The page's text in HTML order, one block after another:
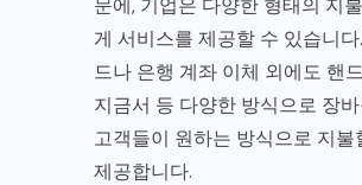
문에, 기업은 다양한 형태의 지
게 서비스를 제공할 수 있습니
드나 은행 계좌 이체 외에도 핸
지금서 등 다양한 방식으로 장
고객들이 원하는 방식으로 지불
제공합니다.